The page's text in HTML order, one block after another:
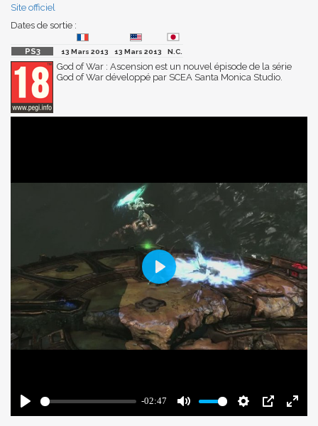
Site officiel
Dates de sortie :
13 Mars 2013 13 Mars 2013 N.C.
God of War : Ascension est un nouvel épisode de la série
God of War développé par SCEA Santa Monica Studio.